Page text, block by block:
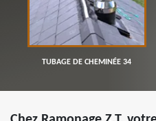
TUBAGE DE CHEMINÉE 34